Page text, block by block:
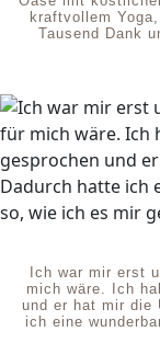
kraftvollem
Tausend Dank
Ich war mir erst
mich wäre. Ich
und er hat mir die
ich eine